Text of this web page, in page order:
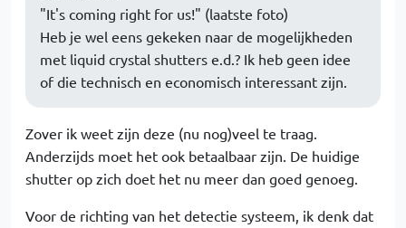
"It's coming right for us!" (laatste foto)
Heb je wel eens gekeken naar de mogelijkheden
met liquid crystal shutters e.d.? Ik heb geen idee
of die technisch en economisch interessant zijn.
Zover ik weet zijn deze (nu nog)veel te traag.
Anderzijds moet het ook betaalbaar zijn. De huidige
shutter op zich doet het nu meer dan goed genoeg.
Voor de richting van het detectie systeem, ik denk dat